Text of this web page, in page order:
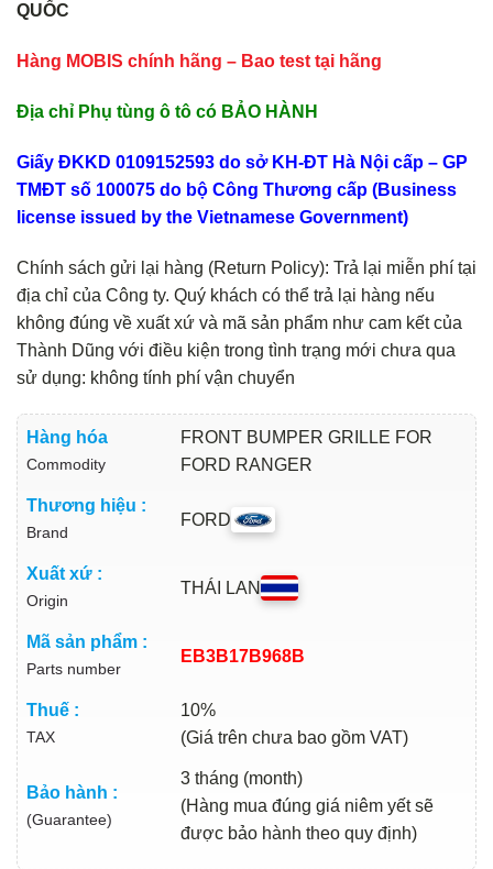
QUỐC
Hàng MOBIS chính hãng – Bao test tại hãng
Địa chỉ Phụ tùng ô tô có BẢO HÀNH
Giấy ĐKKD 0109152593 do sở KH-ĐT Hà Nội cấp – GP
TMĐT số 100075 do bộ Công Thương cấp (Business
license issued by the Vietnamese Government)
Chính sách gửi lại hàng (Return Policy): Trả lại miễn phí tại
địa chỉ của Công ty. Quý khách có thể trả lại hàng nếu
không đúng về xuất xứ và mã sản phẩm như cam kết của
Thành Dũng với điều kiện trong tình trạng mới chưa qua
sử dụng: không tính phí vận chuyển
Hàng hóa
Commodity
FRONT BUMPER GRILLE FOR
FORD RANGER
Thương hiệu :
Brand
FORD
Xuất xứ :
Origin
THÁI LAN
Mã sản phẩm :
Parts number
EB3B17B968B
Thuế :
TAX
10%
(Giá trên chưa bao gồm VAT)
Bảo hành :
(Guarantee)
3 tháng (month)
(Hàng mua đúng giá niêm yết sẽ
được bảo hành theo quy định)